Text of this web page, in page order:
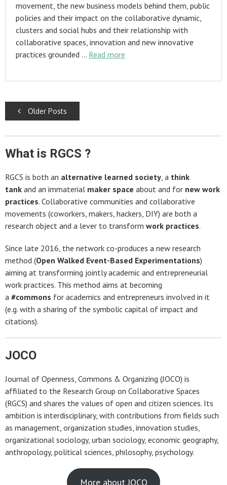
movement, the new business models behind them, public
policies and their impact on the collaborative dynamic,
clusters and social hubs and their relationship with
collaborative spaces, innovation and new innovative
practices grounded … Read more
Posts
Older Posts
What is RGCS ?
RGCS is both an alternative learned society, a think
tank and an immaterial maker space about and for new work
practices. Collaborative communities and collaborative
movements (coworkers, makers, hackers, DIY) are both a
research object and a lever to transform work practices.
Since late 2016, the network co-produces a new research
method (Open Walked Event-Based Experimentations)
aiming at transforming jointly academic and entrepreneurial
work practices. This method aims at becoming
a #commons for academics and entrepreneurs involved in it
(e.g. with a sharing of the symbolic capital of impact and
citations).
JOCO
Journal of Openness, Commons & Organizing (JOCO) is
affiliated to the Research Group on Collaborative Spaces
(RGCS) and shares the values of open and citizen sciences. Its
ambition is interdisciplinary, with contributions from fields such
as management, organization studies, innovation studies,
organizational sociology, urban sociology, economic geography,
anthropology, political sciences, philosophy, psychology.
More about JOCO